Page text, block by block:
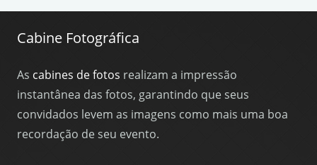
Cabine Fotográfica
As cabines de fotos realizam a impressão
instantânea das fotos, garantindo que seus
convidados levem as imagens como mais uma boa
recordação de seu evento.